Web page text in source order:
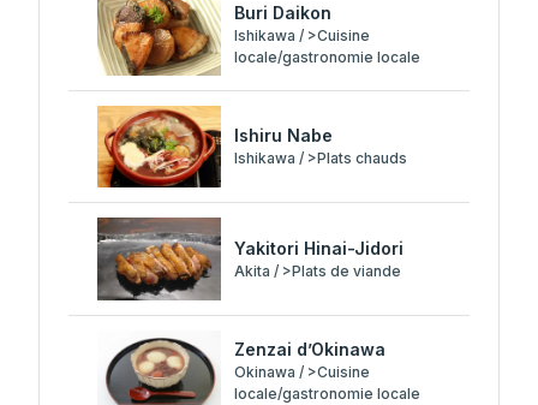
Buri Daikon
Ishikawa / >Cuisine
locale/gastronomie locale
Ishiru Nabe
Ishikawa / >Plats chauds
Yakitori Hinai-Jidori
Akita / >Plats de viande
Zenzai d’Okinawa
Okinawa / >Cuisine
locale/gastronomie locale